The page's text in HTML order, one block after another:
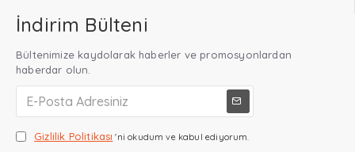
İndirim Bülteni
Bültenimize kaydolarak haberler ve promosyonlardan
haberdar olun.
Gizlilik Politikası 'ni okudum ve kabul ediyorum.